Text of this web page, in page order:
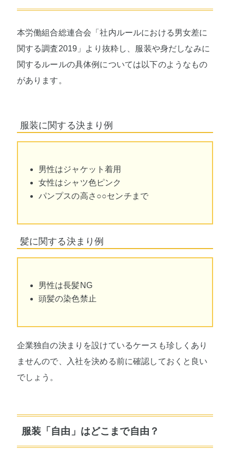
本労働組合総連合会「社内ルールにおける男女差に
関する調査2019」より抜粋し、服装や身だしなみに
関するルールの具体例については以下のようなもの
があります。
服装に関する決まり例
男性はジャケット着用
女性はシャツ色ピンク
パンプスの高さ○○センチまで
髪に関する決まり例
男性は長髪NG
頭髪の染色禁止
企業独自の決まりを設けているケースも珍しくあり
ませんので、入社を決める前に確認しておくと良い
でしょう。
服装「自由」はどこまで自由？